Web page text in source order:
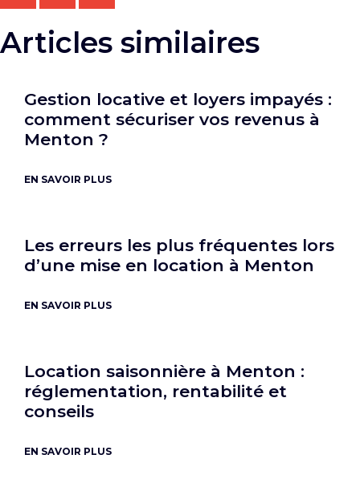
Articles similaires
Gestion locative et loyers impayés :
comment sécuriser vos revenus à
Menton ?
EN SAVOIR PLUS
Les erreurs les plus fréquentes lors
d’une mise en location à Menton
EN SAVOIR PLUS
Location saisonnière à Menton :
réglementation, rentabilité et
conseils
EN SAVOIR PLUS